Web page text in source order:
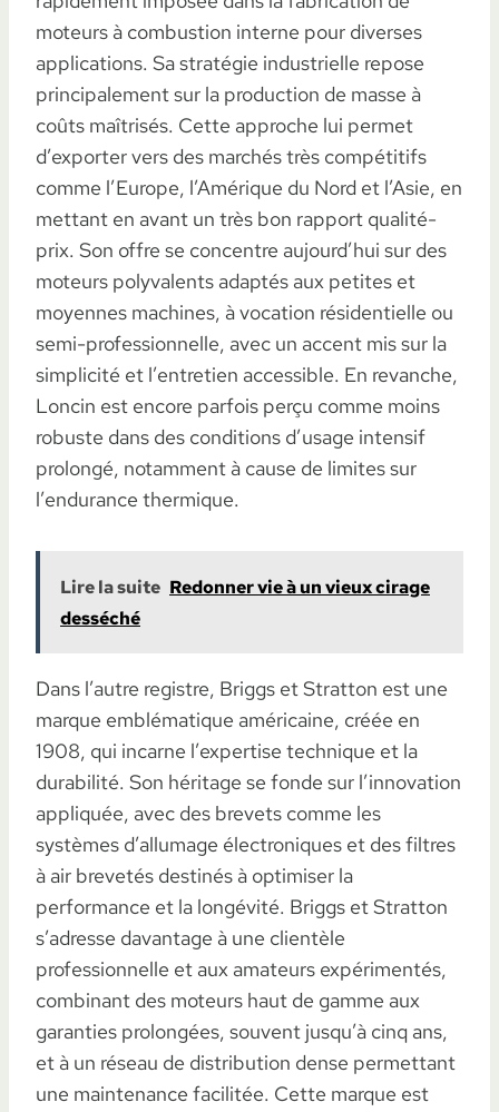
moteurs à combustion interne pour diverses
applications. Sa stratégie industrielle repose
principalement sur la production de masse à
coûts maîtrisés. Cette approche lui permet
d’exporter vers des marchés très compétitifs
comme l’Europe, l’Amérique du Nord et l’Asie, en
mettant en avant un très bon rapport qualité-
prix. Son offre se concentre aujourd’hui sur des
moteurs polyvalents adaptés aux petites et
moyennes machines, à vocation résidentielle ou
semi-professionnelle, avec un accent mis sur la
simplicité et l’entretien accessible. En revanche,
Loncin est encore parfois perçu comme moins
robuste dans des conditions d’usage intensif
prolongé, notamment à cause de limites sur
l’endurance thermique.
Lire la suite Redonner vie à un vieux cirage
desséché
Dans l’autre registre, Briggs et Stratton est une
marque emblématique américaine, créée en
1908, qui incarne l’expertise technique et la
durabilité. Son héritage se fonde sur l’innovation
appliquée, avec des brevets comme les
systèmes d’allumage électroniques et des filtres
à air brevetés destinés à optimiser la
performance et la longévité. Briggs et Stratton
s’adresse davantage à une clientèle
professionnelle et aux amateurs expérimentés,
combinant des moteurs haut de gamme aux
garanties prolongées, souvent jusqu’à cinq ans,
et à un réseau de distribution dense permettant
une maintenance facilitée. Cette marque est